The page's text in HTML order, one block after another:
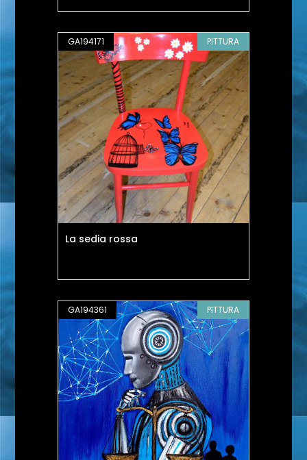
GA194171 PITTURA
La sedia rossa
GA194361 PITTURA